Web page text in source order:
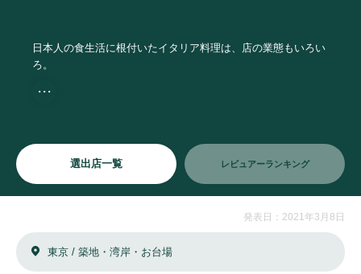
日本人の食生活に根付いたイタリア料理は、店の業態もいろい
ろ。
・・・
選出店一覧 レビュアーランキング
発表日：2021年3月8日
東京 / 築地・湾岸・お台場